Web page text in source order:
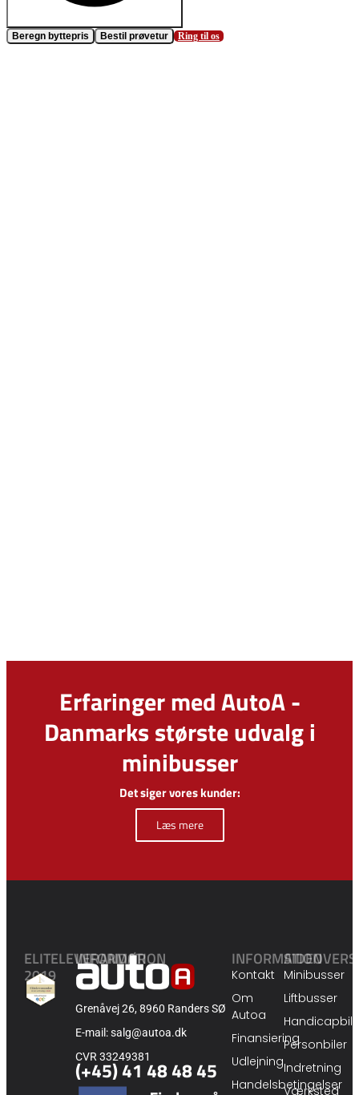
Beregn byttepris Bestil prøvetur Ring til os
Erfaringer med AutoA -
Danmarks største udvalg i
minibusser
Det siger vores kunder:
Læs mere
Minibusser
Liftbusser
Personbiler
Indretning
Værksted
INFORMATION
Kontakt
Om
Autoa
Finansiering
Udlejning
Handelsbetingelser
INFORMATION
Grenåvej 26, 8960 Randers SØ
E-mail: salg@autoa.dk
CVR 33249381
(+45) 41 48 48 45
ELITELEVERANDØR
2019